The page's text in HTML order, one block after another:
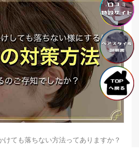
けても落ちない方法ってありますか？